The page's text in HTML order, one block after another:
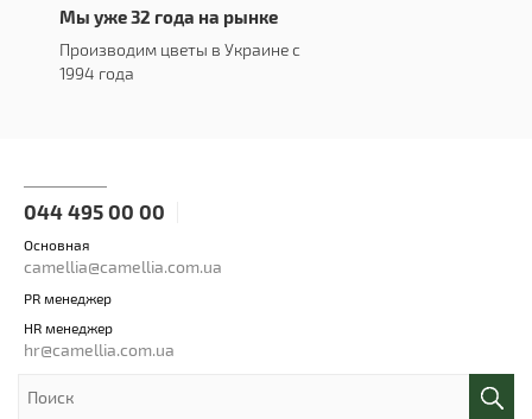
Мы уже 32 года на рынке
Производим цветы в Украине с
1994 года
044 495 00 00
Основная
camellia@camellia.com.ua
PR менеджер
HR менеджер
hr@camellia.com.ua